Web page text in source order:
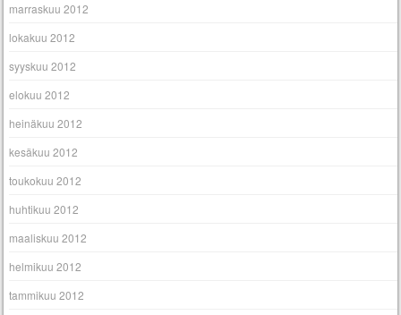
marraskuu 2012
lokakuu 2012
syyskuu 2012
elokuu 2012
heinäkuu 2012
kesäkuu 2012
toukokuu 2012
huhtikuu 2012
maaliskuu 2012
helmikuu 2012
tammikuu 2012